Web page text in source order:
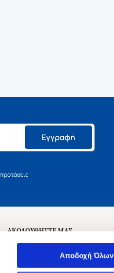
Αποδοχή Όλων
Εγγραφή
ΑΚΟΛΟΥΘΗΣΤΕ ΜΑΣ